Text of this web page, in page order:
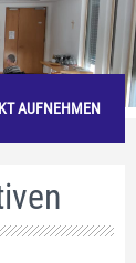
AUFNEHMEN